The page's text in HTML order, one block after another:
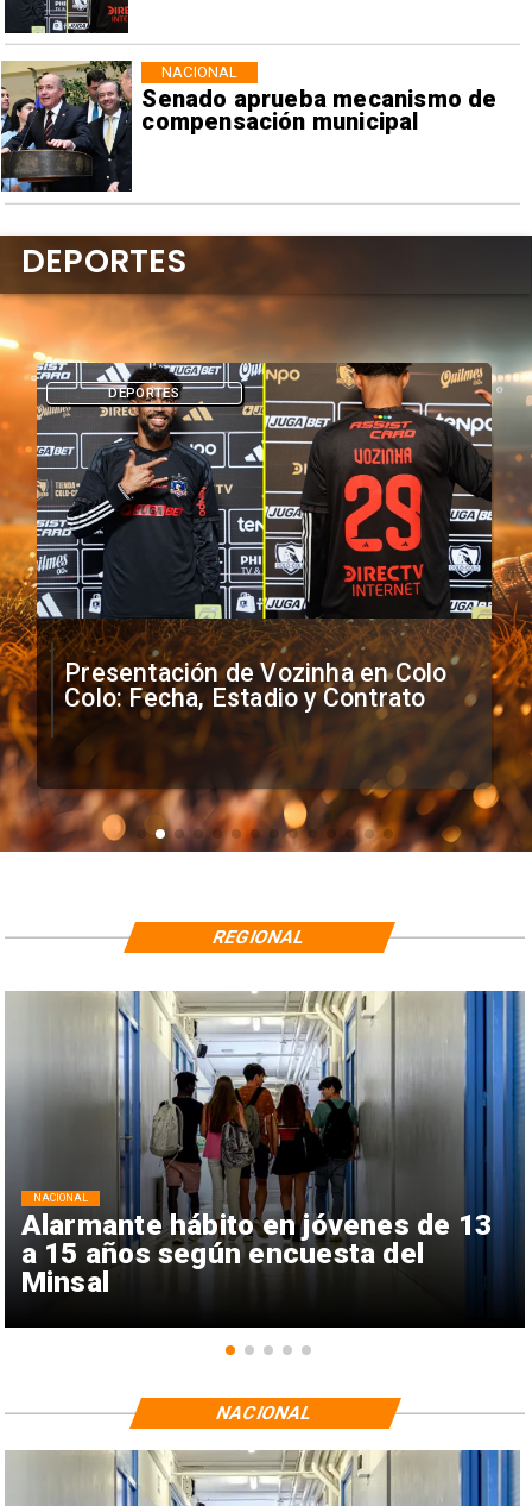
Senado aprueba mecanismo de
compensación municipal
NACIONAL
Presentación de Vozinha en Colo
Colo: Fecha, Estadio y Contrato
DEPORTES
DEPORTES
Alarmante hábito en jóvenes de 13
a 15 años según encuesta del
Minsal
NACIONAL
REGIONAL
NACIONAL